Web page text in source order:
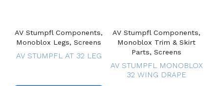
AV Stumpfl Components,
Monoblox Legs, Screens
AV STUMPFL AT 32 LEG
AV Stumpfl Components,
Monoblox Trim & Skirt
Parts, Screens
AV STUMPFL MONOBLOX
32 WING DRAPE